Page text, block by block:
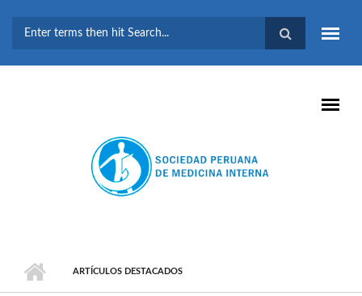
BÚSQUEDA
ARTÍCULOS DESTACADOS